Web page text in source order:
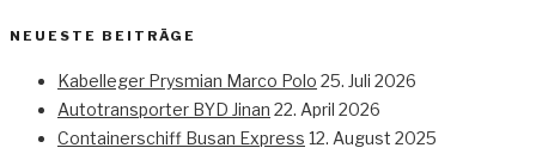
NEUESTE BEITRÄGE
Kabelleger Prysmian Marco Polo 25. Juli 2026
Autotransporter BYD Jinan 22. April 2026
Containerschiff Busan Express 12. August 2025